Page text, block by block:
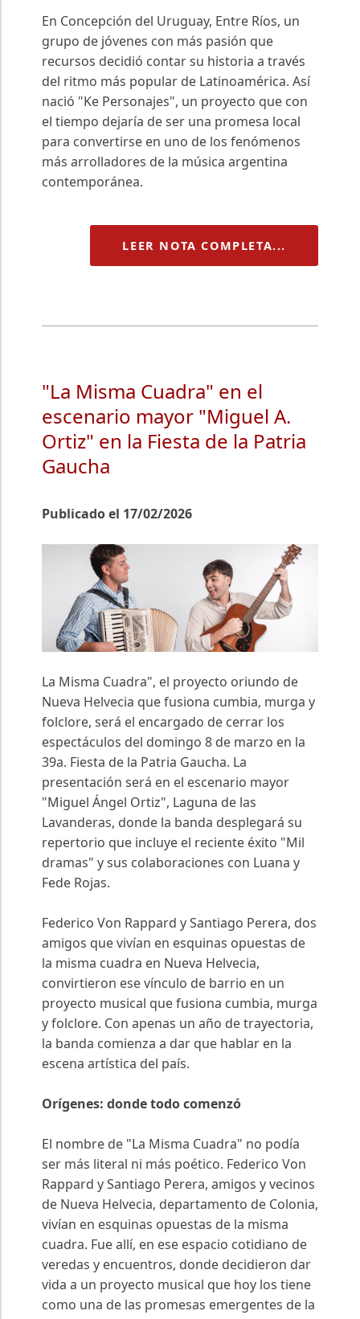
En Concepción del Uruguay, Entre Ríos, un
grupo de jóvenes con más pasión que
recursos decidió contar su historia a través
del ritmo más popular de Latinoamérica. Así
nació "Ke Personajes", un proyecto que con
el tiempo dejaría de ser una promesa local
para convertirse en uno de los fenómenos
más arrolladores de la música argentina
contemporánea.
LEER NOTA COMPLETA...
"La Misma Cuadra" en el
escenario mayor "Miguel A.
Ortiz" en la Fiesta de la Patria
Gaucha
Publicado el 17/02/2026
La Misma Cuadra", el proyecto oriundo de
Nueva Helvecia que fusiona cumbia, murga y
folclore, será el encargado de cerrar los
espectáculos del domingo 8 de marzo en la
39a. Fiesta de la Patria Gaucha. La
presentación será en el escenario mayor
"Miguel Ángel Ortiz", Laguna de las
Lavanderas, donde la banda desplegará su
repertorio que incluye el reciente éxito "Mil
dramas" y sus colaboraciones con Luana y
Fede Rojas.
Federico Von Rappard y Santiago Perera, dos
amigos que vivían en esquinas opuestas de
la misma cuadra en Nueva Helvecia,
convirtieron ese vínculo de barrio en un
proyecto musical que fusiona cumbia, murga
y folclore. Con apenas un año de trayectoria,
la banda comienza a dar que hablar en la
escena artística del país.
Orígenes: donde todo comenzó
El nombre de "La Misma Cuadra" no podía
ser más literal ni más poético. Federico Von
Rappard y Santiago Perera, amigos y vecinos
de Nueva Helvecia, departamento de Colonia,
vivían en esquinas opuestas de la misma
cuadra. Fue allí, en ese espacio cotidiano de
veredas y encuentros, donde decidieron dar
vida a un proyecto musical que hoy los tiene
como una de las promesas emergentes de la